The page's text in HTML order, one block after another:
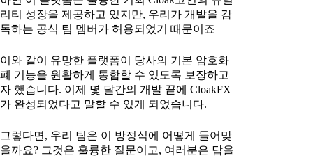
리티 성장을 제공하고 있지만, 우리가 개발을 감
독하는 공식 팀 멤버가 허용되었기 때문이죠
이와 같이 유망한 플랫폼이 당사의 기본 암호화
폐 기능을 원활하게 통합할 수 있도록 보장하고
자 했습니다. 이제 몇 달간의 개발 끝에 CloakFX
가 완성되었다고 말할 수 있게 되었습니다.
그렇다면, 우리 팀은 이 방정식에 어떻게 들어맞
을까요? 그것은 훌륭한 질문이고, 여러분은 답을